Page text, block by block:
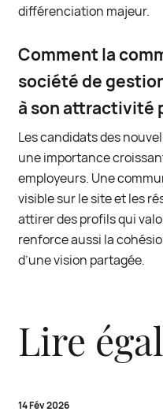
différenciation majeur.
Comment la
société de
à son attractivité
Les candidats des
une importance
employeurs. Une
visible sur le site et les
attirer des profils qui
renforce aussi la
d’une vision partagée.
Lire
14 Fév 2026